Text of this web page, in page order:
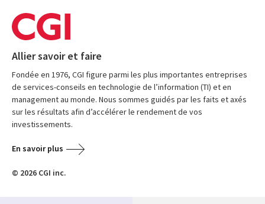
Allier savoir et faire
Fondée en 1976, CGI figure parmi les plus importantes entreprises
de services-conseils en technologie de l’information (TI) et en
management au monde. Nous sommes guidés par les faits et axés
sur les résultats afin d’accélérer le rendement de vos
investissements.
En savoir plus
© 2026 CGI inc.